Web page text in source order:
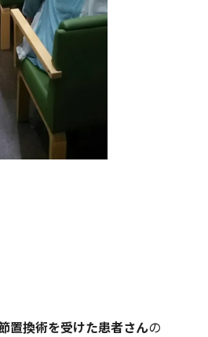
置換術を受けた患者さんの